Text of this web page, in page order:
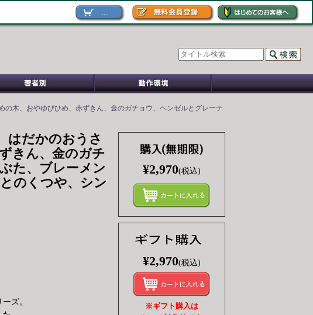
木、おやゆびひめ、赤ずきん、金のガチョウ、ヘンゼルとグレーテ
はだかのおうさ
きん、金のガチ
た、ブレーメン
のくつや、シン
ズ。
¥2,970(税込)
¥2,970(税込)
※ギフト購入は